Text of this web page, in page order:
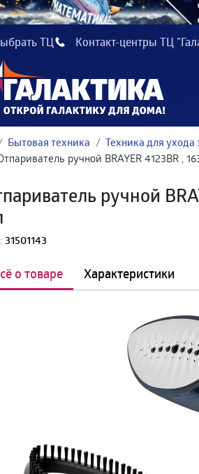
ТЦ Контакт-центры ТЦ
Бытовая техника Техника для
ручной BRAYER 4123BR ,
ручной
31501143
о товаре Характеристики